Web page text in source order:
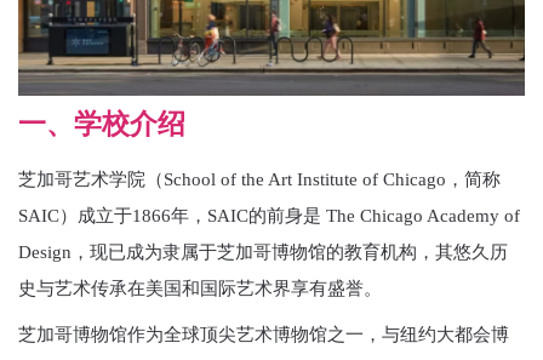
一、学校介绍
芝加哥艺术学院（School of the Art Institute of Chicago，简称
SAIC）成立于1866年，SAIC的前身是 The Chicago Academy of
Design，现已成为隶属于芝加哥博物馆的教育机构，其悠久历
史与艺术传承在美国和国际艺术界享有盛誉。
芝加哥博物馆作为全球顶尖艺术博物馆之一，与纽约大都会博